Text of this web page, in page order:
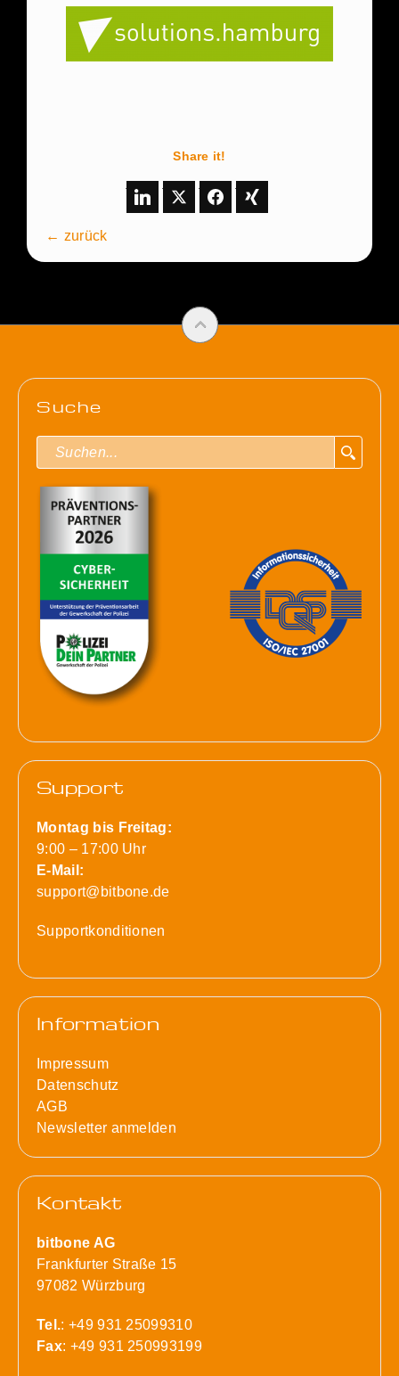
Share it!
← zurück
Suche
Support
Montag bis Freitag:
9:00 – 17:00 Uhr
E-Mail:
support@bitbone.de
Supportkonditionen
Information
Impressum
Datenschutz
AGB
Newsletter anmelden
Kontakt
bitbone AG
Frankfurter Straße 15
97082 Würzburg
Tel.: +49 931 25099310
Fax: +49 931 250993199